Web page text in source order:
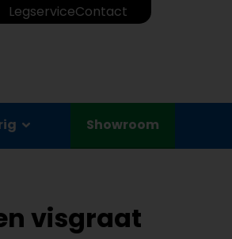
LegserviceContact
Showroom
visgraat